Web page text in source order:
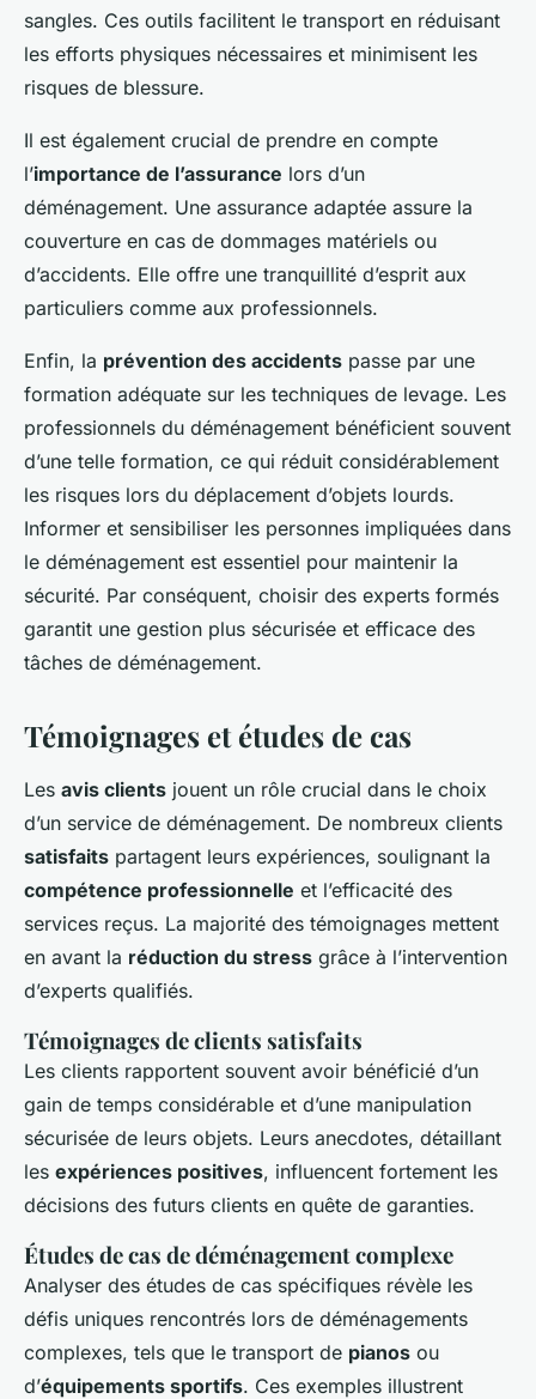
sangles. Ces outils facilitent le transport en réduisant
les efforts physiques nécessaires et minimisent les
risques de blessure.
Il est également crucial de prendre en compte
l’importance de l’assurance lors d’un
déménagement. Une assurance adaptée assure la
couverture en cas de dommages matériels ou
d’accidents. Elle offre une tranquillité d’esprit aux
particuliers comme aux professionnels.
Enfin, la prévention des accidents passe par une
formation adéquate sur les techniques de levage. Les
professionnels du déménagement bénéficient souvent
d’une telle formation, ce qui réduit considérablement
les risques lors du déplacement d’objets lourds.
Informer et sensibiliser les personnes impliquées dans
le déménagement est essentiel pour maintenir la
sécurité. Par conséquent, choisir des experts formés
garantit une gestion plus sécurisée et efficace des
tâches de déménagement.
Témoignages et études de cas
Les avis clients jouent un rôle crucial dans le choix
d’un service de déménagement. De nombreux clients
satisfaits partagent leurs expériences, soulignant la
compétence professionnelle et l’efficacité des
services reçus. La majorité des témoignages mettent
en avant la réduction du stress grâce à l’intervention
d’experts qualifiés.
Témoignages de clients satisfaits
Les clients rapportent souvent avoir bénéficié d’un
gain de temps considérable et d’une manipulation
sécurisée de leurs objets. Leurs anecdotes, détaillant
les expériences positives, influencent fortement les
décisions des futurs clients en quête de garanties.
Études de cas de déménagement complexe
Analyser des études de cas spécifiques révèle les
défis uniques rencontrés lors de déménagements
complexes, tels que le transport de pianos ou
d’équipements sportifs. Ces exemples illustrent